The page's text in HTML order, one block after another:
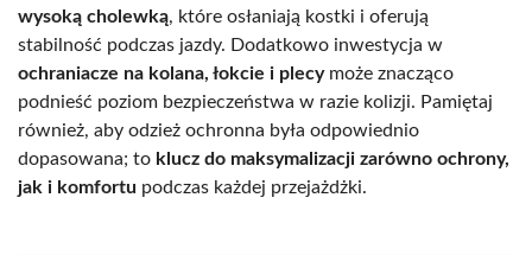
wysoką cholewką, które osłaniają kostki i oferują
stabilność podczas jazdy. Dodatkowo inwestycja w
ochraniacze na kolana, łokcie i plecymoże znacząco
podnieść poziom bezpieczeństwa w razie kolizji. Pamiętaj
również, aby odzież ochronna była odpowiednio
dopasowana; to klucz do maksymalizacji zarówno ochrony,
jak i komfortu podczas każdej przejażdżki.